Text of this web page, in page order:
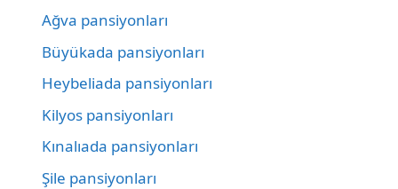
Ağva pansiyonları
Büyükada pansiyonları
Heybeliada pansiyonları
Kilyos pansiyonları
Kınalıada pansiyonları
Şile pansiyonları